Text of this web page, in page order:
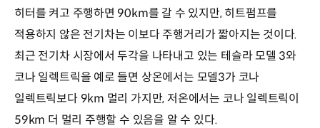
히터를 켜고 주행하면 90km를 갈 수 있지만, 히트펌프를
적용하지 않은 전기차는 이보다 주행거리가 짧아지는 것이다.
최근 전기차 시장에서 두각을 나타내고 있는 테슬라 모델 3와
코나 일렉트릭을 예로 들면 상온에서는 모델3가 코나
일렉트릭보다 9km 멀리 가지만, 저온에서는 코나 일렉트릭이
59km 더 멀리 주행할 수 있음을 알 수 있다.